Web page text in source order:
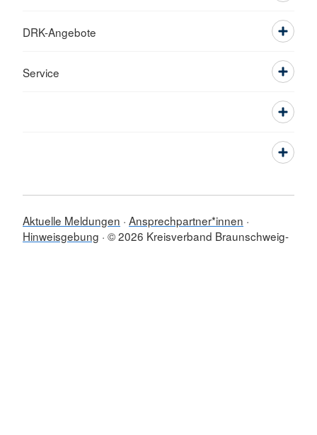
DRK-Angebote
Service
Aktuelle Meldungen Ansprechpartner*innen
Hinweisgebung © 2026 Kreisverband Braunschweig-